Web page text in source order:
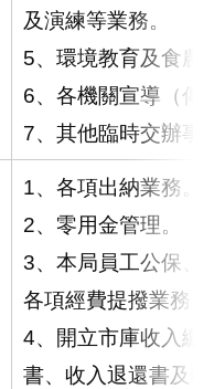
及演練等業務。
5、環境教育及食農
6、各機關宣導（傳
7、其他臨時交辦事
1、各項出納業務。
2、零用金管理。
3、本局員工公保、
各項經費提撥業務。
4、開立市庫收入繳
書、收入退還書及